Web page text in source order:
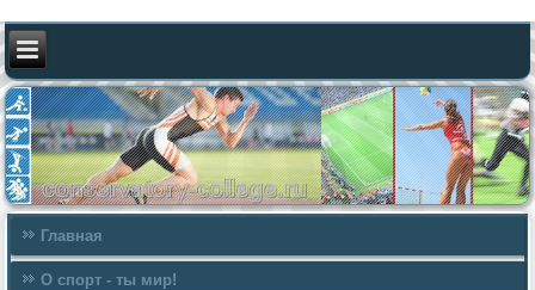
Главная
О спорт - ты мир!